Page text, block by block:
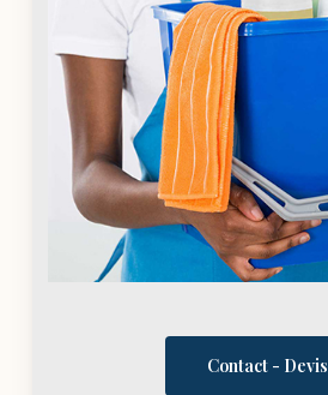
Contact - Devis